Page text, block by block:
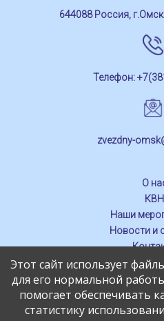
644088 Россия,
Телефон:
zvezdny-
О
КВН
Наши
Новости и
СМИ о
Обратная
Этот сайт использует
для его нормальной
помогает обеспечивать
статистику